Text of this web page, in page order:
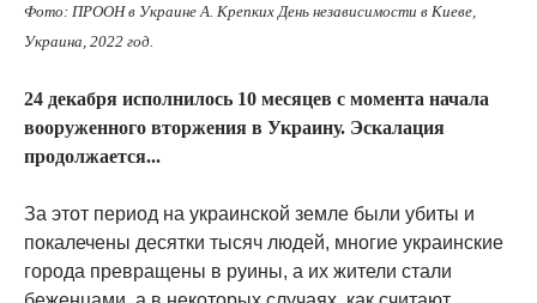
Фото: ПРООН в Украине А. Крепких День независимости в Киеве,
Украина, 2022 год.
24 декабря исполнилось 10 месяцев с момента начала
вооруженного вторжения в Украину. Эскалация
продолжается...
За этот период на украинской земле были убиты и
покалечены десятки тысяч людей, многие украинские
города превращены в руины, а их жители стали